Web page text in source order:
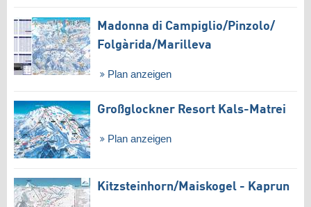
Madonna di Campiglio/​Pinzolo/​
Folgàrida/​Marilleva
Plan anzeigen
Großglockner Resort Kals-Matrei
Plan anzeigen
Kitzsteinhorn/​Maiskogel - Kaprun